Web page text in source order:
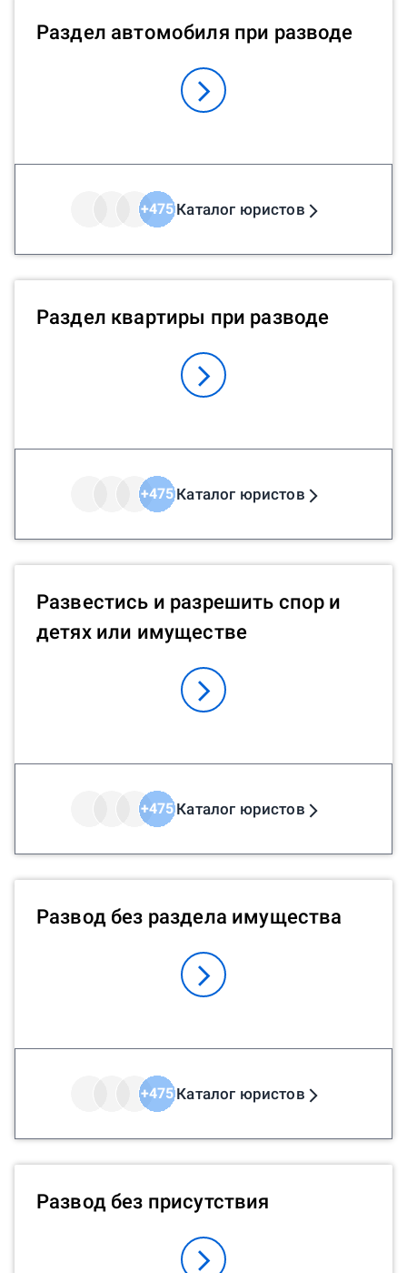
Раздел автомобиля при разводе
+475 Каталог юристов
Раздел квартиры при разводе
+475 Каталог юристов
Развестись и разрешить спор и
детях или имуществе
+475 Каталог юристов
Развод без раздела имущества
+475 Каталог юристов
Развод без присутствия